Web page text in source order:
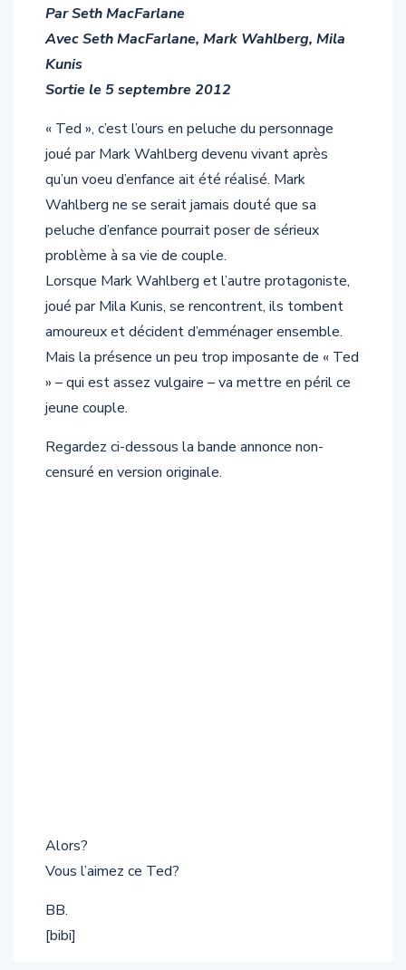
Par Seth MacFarlane
Avec Seth MacFarlane, Mark Wahlberg, Mila
Kunis
Sortie le 5 septembre 2012
« Ted », c’est l’ours en peluche du personnage
joué par Mark Wahlberg devenu vivant après
qu’un voeu d’enfance ait été réalisé. Mark
Wahlberg ne se serait jamais douté que sa
peluche d’enfance pourrait poser de sérieux
problème à sa vie de couple.
Lorsque Mark Wahlberg et l’autre protagoniste,
joué par Mila Kunis, se rencontrent, ils tombent
amoureux et décident d’emménager ensemble.
Mais la présence un peu trop imposante de « Ted
» – qui est assez vulgaire – va mettre en péril ce
jeune couple.
Regardez ci-dessous la bande annonce non-
censuré en version originale.
Alors?
Vous l’aimez ce Ted?
BB.
[bibi]